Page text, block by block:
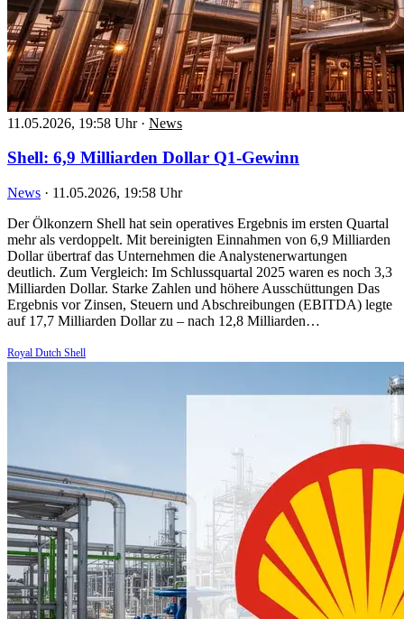
11.05.2026, 19:58 Uhr · News
Shell: 6,9 Milliarden Dollar Q1-Gewinn
News · 11.05.2026, 19:58 Uhr
Der Ölkonzern Shell hat sein operatives Ergebnis im ersten Quartal
mehr als verdoppelt. Mit bereinigten Einnahmen von 6,9 Milliarden
Dollar übertraf das Unternehmen die Analystenerwartungen
deutlich. Zum Vergleich: Im Schlussquartal 2025 waren es noch 3,3
Milliarden Dollar. Starke Zahlen und höhere Ausschüttungen Das
Ergebnis vor Zinsen, Steuern und Abschreibungen (EBITDA) legte
auf 17,7 Milliarden Dollar zu – nach 12,8 Milliarden…
Royal Dutch Shell